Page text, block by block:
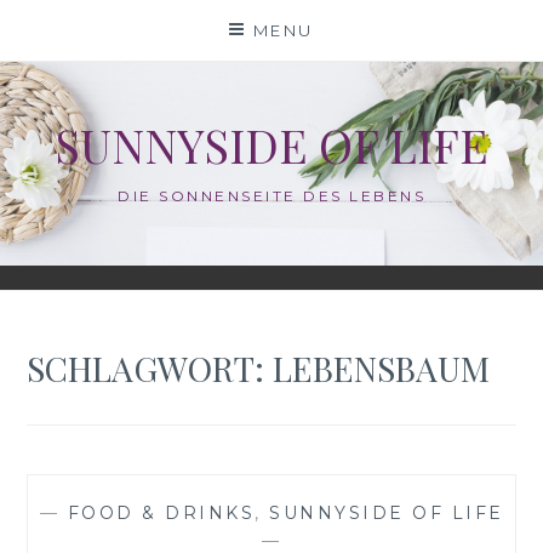
content
MENU
SUNNYSIDE OF LIFE
DIE SONNENSEITE DES LEBENS
SCHLAGWORT:LEBENSBAUM
— FOOD & DRINKS , SUNNYSIDE OF LIFE
—